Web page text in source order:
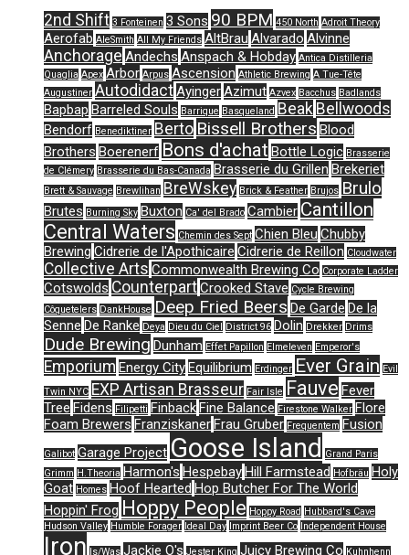
2nd Shift 3 Fonteinen 3 Sons 90 BPM 450 North Adroit Theory
Aerofab AleSmith All My Friends AltBrau Alvarado Alvinne
Anchorage Andechs Anspach & Hobday Antica Distilleria
Quaglia Apex Arbor Arpus Ascension Athletic Brewing A Tue-Tête
Augustiner AutodidactAyingerAzimut Azvex Bacchus Badlands
Bapbap Barreled Souls Barrique Basqueland Beak Bellwoods
Bendorf Benediktiner Berto Bissell Brothers Blood
Brothers Boerenerf Bons d'achat Bottle Logic Brasserie
de Clémery Brasserie du Bas-Canada Brasserie du Grillen Brekeriet
Brett & Sauvage Brewlihan BreWskey Brick & Feather Brujos Brulo
Brutes Burning Sky Buxton Ca' del Brado Cambier Cantillon
Central Waters Chemin des Sept Chien Bleu Chubby
Brewing Cidrerie de l'Apothicaire Cidrerie de Reillon Cloudwater
Collective Arts Commonwealth Brewing Co Corporate Ladder
Cotswolds CounterpartCrooked Stave Cycle Brewing
Côquetelers DankHouse Deep Fried Beers De Garde De la
Senne De Ranke Deya Dieu du Ciel District 96 Dolin Drekker Drims
Dude Brewing Dunham Effet Papillon Elmeleven Emperor's
Emporium Energy CityEquilibrium Erdinger Ever Grain Evil
Twin NYC EXP Artisan Brasseur Fair Isle Fauve Fever
Tree Fidens Filipetti FinbackFine Balance Firestone Walker Flore
Foam Brewers FranziskanerFrau Gruber Frequentem Fusion
Galibot Garage Project Goose Island
Grand Paris
Grimm H.Theoria Harmon's HespebayHill Farmstead Hofbräu Holy
Goat Homes Hoof Hearted Hop Butcher For The World
Hoppin' Frog Hoppy People Hoppy Road Hubbard's Cave
Hudson Valley Humble Forager Ideal Day Imprint Beer Co Independent House
Iron Is/Was Jackie O's Jester King Juicy Brewing Co Kuhnhenn